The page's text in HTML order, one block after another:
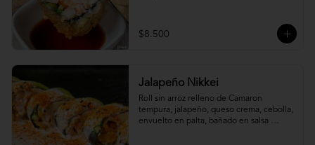
$8.500
Jalapeño Nikkei
Roll sin arroz relleno de Camaron
tempura, jalapeño, queso crema, cebolla,
envuelto en palta, bañado en salsa